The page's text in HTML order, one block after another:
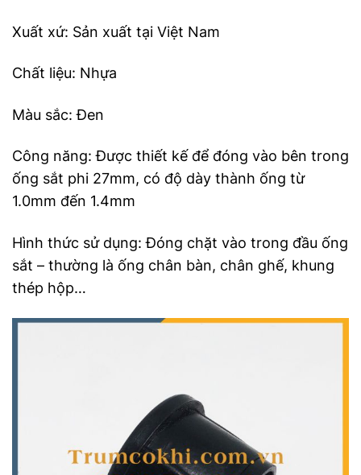
Xuất xứ: Sản xuất tại Việt Nam
Chất liệu: Nhựa
Màu sắc: Đen
Công năng: Được thiết kế để đóng vào bên trong
ống sắt phi 27mm, có độ dày thành ống từ
1.0mm đến 1.4mm
Hình thức sử dụng: Đóng chặt vào trong đầu ống
sắt – thường là ống chân bàn, chân ghế, khung
thép hộp…